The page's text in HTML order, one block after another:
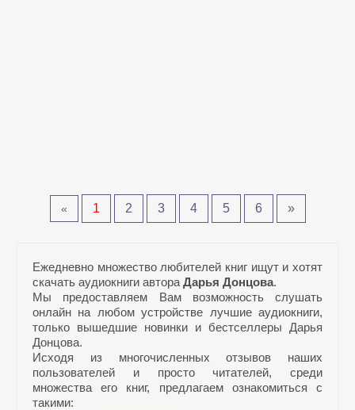
« 1 2 3 4 5 6 »
Ежедневно множество любителей книг ищут и хотят
скачать аудиокниги автора Дарья Донцова.
Мы предоставляем Вам возможность слушать
онлайн на любом устройстве лучшие аудиокниги,
только вышедшие новинки и бестселлеры Дарья
Донцова.
Исходя из многочисленных отзывов наших
пользователей и просто читателей, среди
множества его книг, предлагаем ознакомиться с
такими: